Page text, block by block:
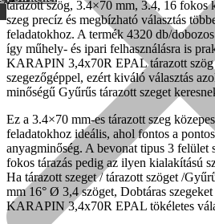
tárazott szög, 3.4×70 mm, 3.4, 16 fokos
szeg precíz és megbízható választás
feladatokhoz. A termék 4320 db/
így műhely- és ipari felhasználásra is
KARAPIN 3,4x70R EPAL tárazott
szegezőgéppel, ezért kiváló választás
minőségű Gyűrűs tárazott szeget
Ez a 3.4×70 mm-es tárazott szeg
feladatokhoz ideális, ahol fontos a
anyagminőség. A bevonat tipus 3 felület
fokos tárazás pedig az ilyen kialakítású
Ha tárazott szeget / tárazott szöget /
mm 16° Ø 3,4 szöget, Dobtáras szegeket
KARAPIN 3,4x70R EPAL tökéletes